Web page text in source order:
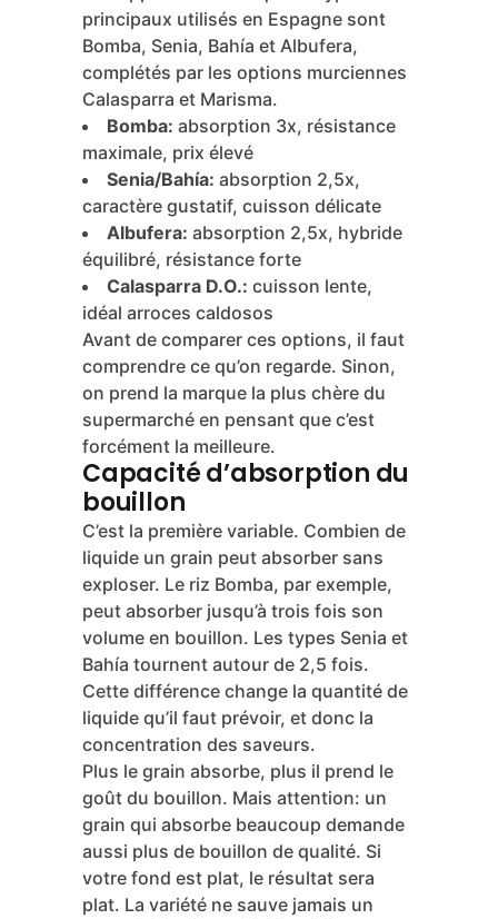
principaux utilisés en Espagne sont
Bomba, Senia, Bahía et Albufera,
complétés par les options murciennes
Calasparra et Marisma.
Bomba: absorption 3x, résistance
maximale, prix élevé
Senia/Bahía: absorption 2,5x,
caractère gustatif, cuisson délicate
Albufera: absorption 2,5x, hybride
équilibré, résistance forte
Calasparra D.O.: cuisson lente,
idéal arroces caldosos
Avant de comparer ces options, il faut
comprendre ce qu’on regarde. Sinon,
on prend la marque la plus chère du
supermarché en pensant que c’est
forcément la meilleure.
Capacité d’absorption du
bouillon
C’est la première variable. Combien de
liquide un grain peut absorber sans
exploser. Le riz Bomba, par exemple,
peut absorber jusqu’à trois fois son
volume en bouillon. Les types Senia et
Bahía tournent autour de 2,5 fois.
Cette différence change la quantité de
liquide qu’il faut prévoir, et donc la
concentration des saveurs.
Plus le grain absorbe, plus il prend le
goût du bouillon. Mais attention: un
grain qui absorbe beaucoup demande
aussi plus de bouillon de qualité. Si
votre fond est plat, le résultat sera
plat. La variété ne sauve jamais un